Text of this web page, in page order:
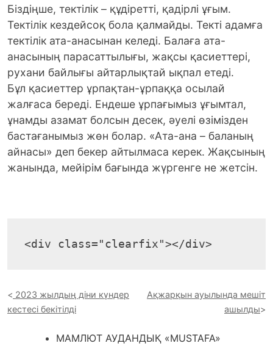
Біздіңше, тектілік – құдіретті, қадірлі ұғым.
Тектілік кездейсоқ бола қалмайды. Текті адамға
тектілік ата-анасынан келеді. Балаға ата-
анасының парасаттылығы, жақсы қасиеттері,
рухани байлығы айтарлықтай ықпал етеді.
Бұл қасиеттер ұрпақтан-ұрпаққа осылай
жалғаса береді. Ендеше ұрпағымыз ұғымтал,
ұнамды азамат болсын десек, әуелі өзімізден
бастағанымыз жөн болар. «Ата-ана – баланың
айнасы» деп бекер айтылмаса керек. Жақсының
жанында, мейірім бағында жүргенге не жетсін.
<div class="clearfix"></div>
2023 жылдың діни күндер
кестесі бекітілді
Ақжарқын ауылында мешіт
ашылды
МАМЛЮТ АУДАНДЫҚ «MUSTAFA»